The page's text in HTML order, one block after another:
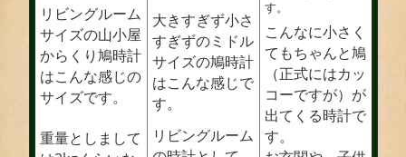
リビングルーム
サイズの山小屋
からくり鳩時計
はこんな感じの
サイズです。
重量としまして
大きすぎず小さ
すぎずのミドル
サイズの鳩時計
はこんな感じで
す。
リビングルーム
す。
こんなに小さく
てもちゃんと鳩
（正式にはカッ
コーですが）が
出てくる時計で
す。